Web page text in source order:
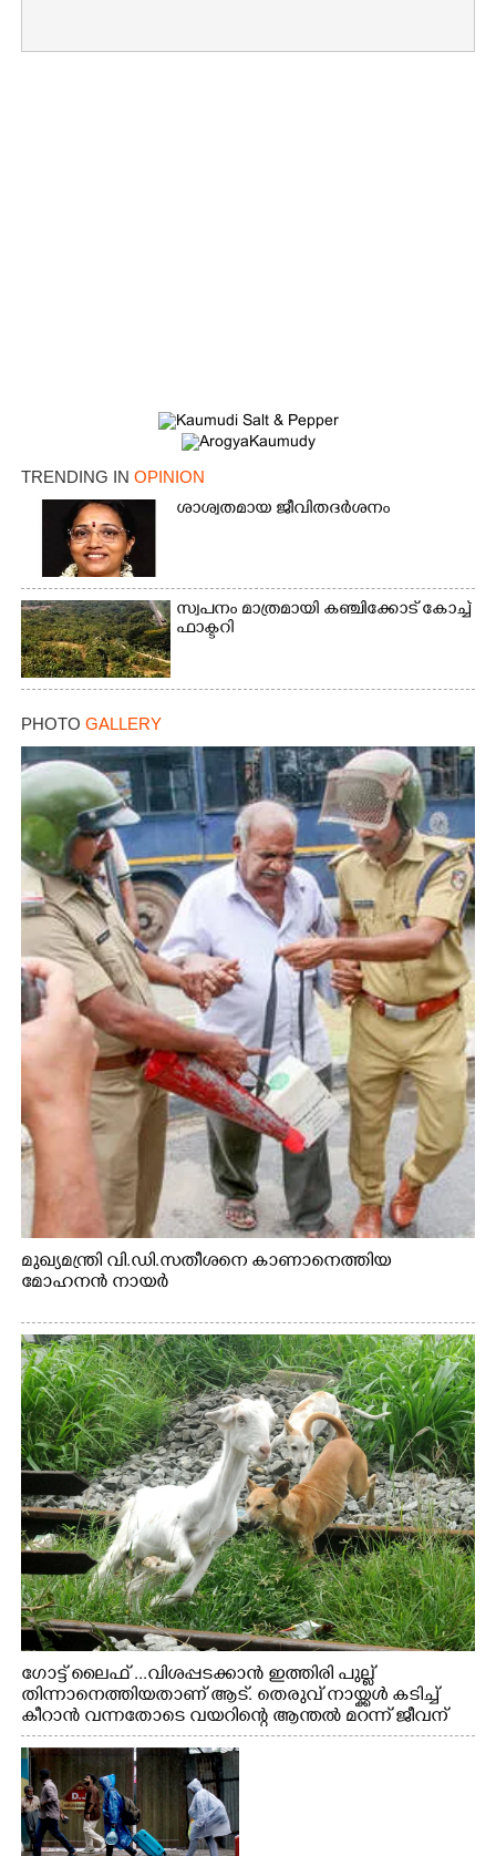
TRENDING IN OPINION
ശാശ്വതമായ ജീവിതദർശനം
സ്വപനം മാത്രമായി കഞ്ചിക്കോട് കോച്ച്
ഫാക്ടറി
PHOTO GALLERY
മുഖ്യമന്ത്രി വി.ഡി.സതീശനെ കാണാനെത്തിയ
മോഹനൻ നായർ
ഗോട്ട് ലൈഫ് ...വിശപ്പടക്കാൻ ഇത്തിരി പുല്ല്
തിന്നാനെത്തിയതാണ് ആട്. തെരുവ് നായ്ക്കൾ കടിച്ച്
കീറാൻ വന്നതോടെ വയറിന്റെ ആന്തൽ മറന്ന് ജീവന്
വേണ്ടിയായി ഓട്ടം. എറണാകുളം വാത്തുരുത്തിയിൽ
നിന്നുള്ള കാഴ്ച